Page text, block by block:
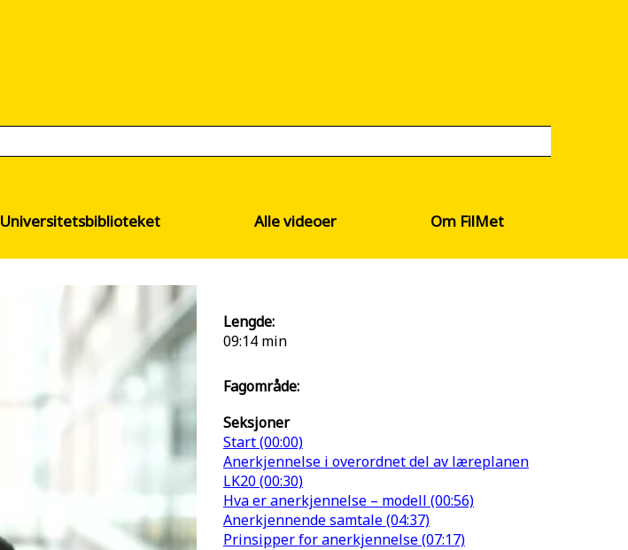
Universitetsbiblioteket Alle videoer Om FilMet
Lengde:
09:14 min
Fagområde:
Seksjoner
Start (00:00)
Anerkjennelse i overordnet del av læreplanen
LK20 (00:30)
Hva er anerkjennelse – modell (00:56)
Anerkjennende samtale (04:37)
Prinsipper for anerkjennelse (07:17)